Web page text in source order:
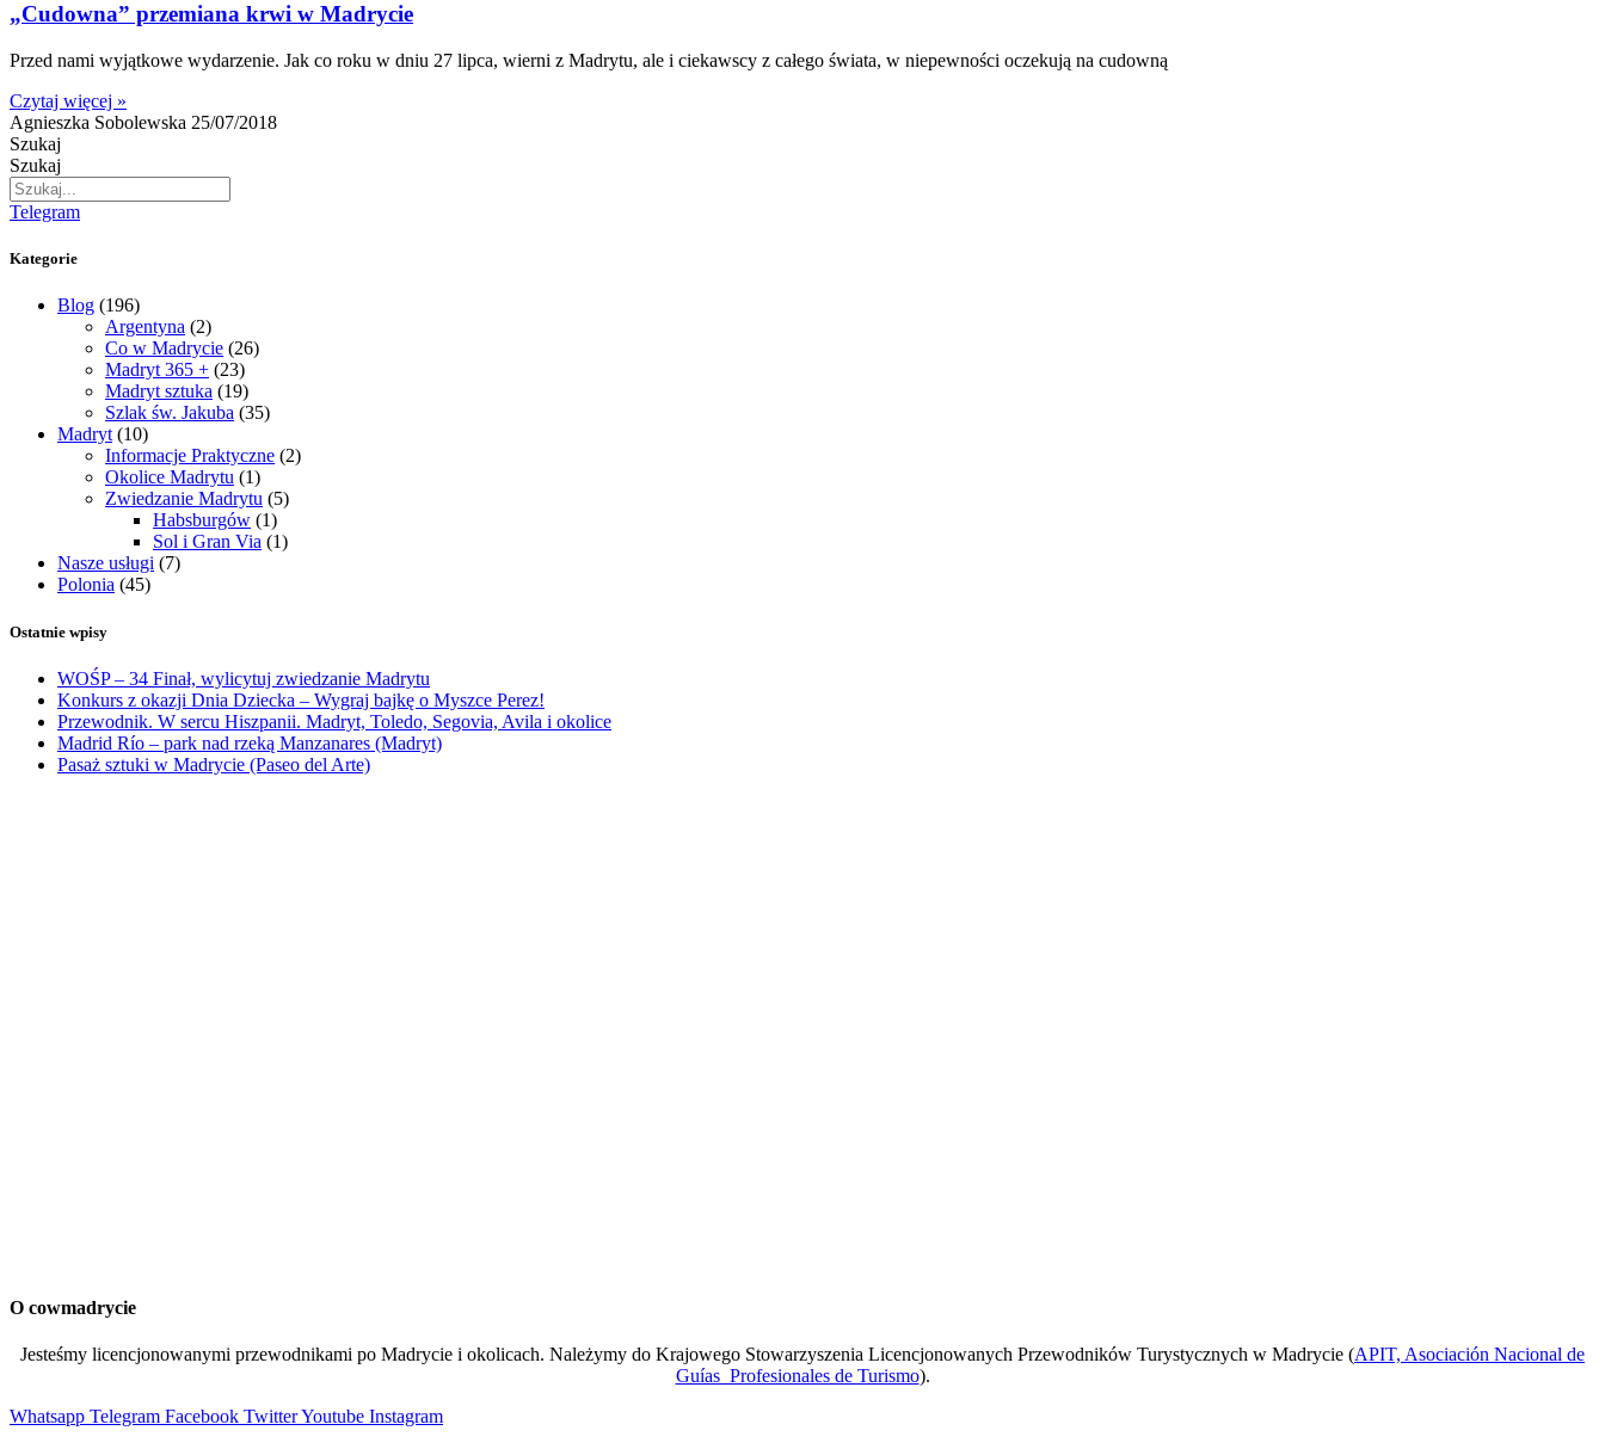
„Cudowna” przemiana krwi w Madrycie
Przed nami wyjątkowe wydarzenie. Jak co roku w dniu 27 lipca, wierni z Madrytu, ale i ciekawscy z całego świata, w niepewności oczekują na cudowną
Czytaj więcej »
Agnieszka Sobolewska 25/07/2018
Szukaj
Szukaj
Telegram
Kategorie
Blog (196)
Argentyna (2)
Co w Madrycie (26)
Madryt 365 + (23)
Madryt sztuka (19)
Szlak św. Jakuba (35)
Madryt (10)
Informacje Praktyczne (2)
Okolice Madrytu (1)
Zwiedzanie Madrytu (5)
Habsburgów (1)
Sol i Gran Via (1)
Nasze usługi (7)
Polonia (45)
Ostatnie wpisy
WOŚP – 34 Finał, wylicytuj zwiedzanie Madrytu
Konkurs z okazji Dnia Dziecka – Wygraj bajkę o Myszce Perez!
Przewodnik. W sercu Hiszpanii. Madryt, Toledo, Segovia, Avila i okolice
Madrid Río – park nad rzeką Manzanares (Madryt)
Pasaż sztuki w Madrycie (Paseo del Arte)
O cowmadrycie
Jesteśmy licencjonowanymi przewodnikami po Madrycie i okolicach. Należymy do Krajowego Stowarzyszenia Licencjonowanych Przewodników Turystycznych w Madrycie (APIT, Asociación Nacional de
Guías Profesionales de Turismo).
Whatsapp Telegram Facebook TwitterYoutube Instagram